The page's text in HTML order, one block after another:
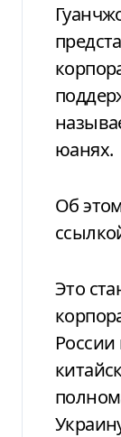
юанях.
Об
Это